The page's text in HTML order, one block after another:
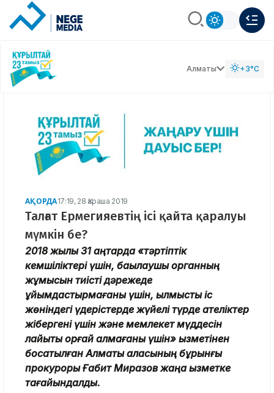
Алматы +3°C
АҚОРДА17:19, 28 Қараша 2019
Талғат Ермегияевтің ісі қайта қаралуы
мүмкін бе?
2018 жылы 31 қаңтарда «тәртіптік
кемшіліктері үшін, бақылаушы органның
жұмысын тиісті дәрежеде
ұйымдастырмағаны үшін, қылмыстық іс
жөніндегі үдерістерде жүйелі түрде қателіктер
жібергені үшін және мемлекет мүддесін
лайықты қорғай алмағаны үшін» қызметінен
босатылған Алматы қаласының бұрынғы
прокуроры Ғабит Миразов жаңа қызметке
тағайындалды.